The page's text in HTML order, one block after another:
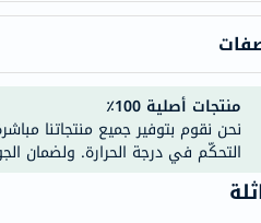
منتجات أصلية 100٪
نحن نقوم بتوفير جميع منتجاتنا
التحكّم في درجة الحرارة. ولضمان